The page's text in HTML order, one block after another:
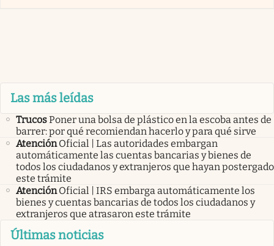
Las más leídas
TrucosPoner una bolsa de plástico en la escoba antes de
barrer: por qué recomiendan hacerlo y para qué sirve
Atención Oficial | Las autoridades embargan
automáticamente las cuentas bancarias y bienes de
todos los ciudadanos y extranjeros que hayan postergado
este trámite
Atención Oficial | IRS embarga automáticamente los
bienes y cuentas bancarias de todos los ciudadanos y
extranjeros que atrasaron este trámite
Últimas noticias